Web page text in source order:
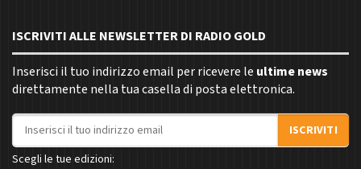
ISCRIVITI ALLE NEWSLETTER DI RADIO GOLD
Inserisci il tuo indirizzo email per ricevere le ultime news
direttamente nella tua casella di posta elettronica.
Indirizzo email
ISCRIVITI
Scegli le tue edizioni: